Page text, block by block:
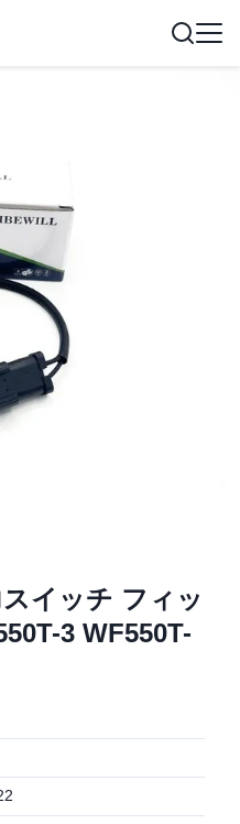
イッチ フィッ
3 WF550T-